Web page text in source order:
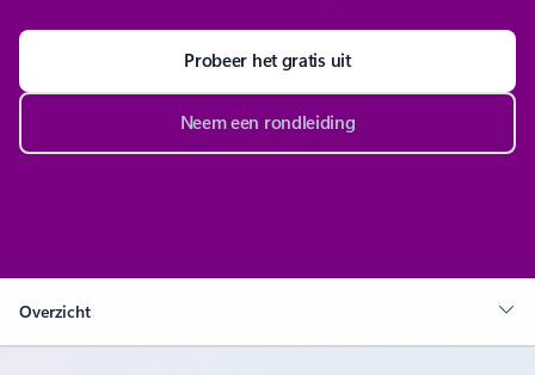
Probeer het gratis uit
Neem een rondleiding
Overzicht